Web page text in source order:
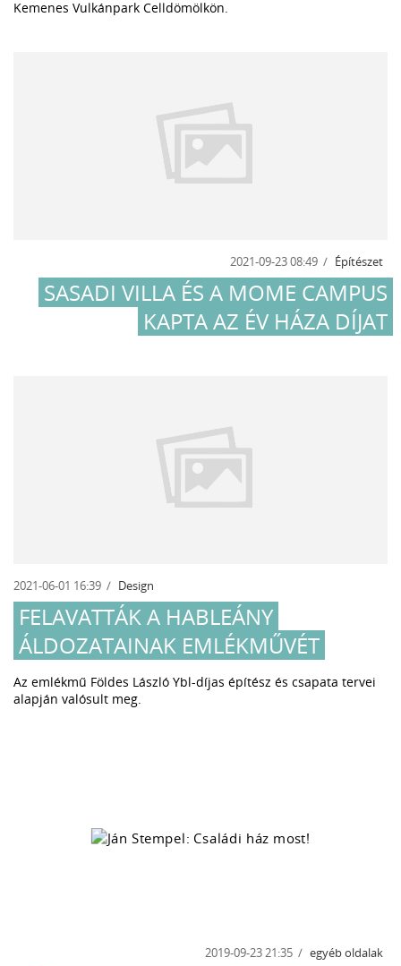
Kemenes Vulkánpark Celldömölkön.
2021-09-23 08:49 Építészet
SASADI VILLA ÉS A MOME CAMPUS
KAPTA AZ ÉV HÁZA DÍJAT
2021-06-01 16:39 Design
FELAVATTÁK A HABLEÁNY
ÁLDOZATAINAK EMLÉKMŰVÉT
Az emlékmű Földes László Ybl-díjas építész és csapata tervei
alapján valósult meg.
2019-09-23 21:35 egyéb oldalak